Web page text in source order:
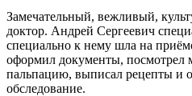
Замечательный, вежливый,
доктор. Андрей Сергеевич
специально к нему шла на
оформил документы, посмотрел
пальпацию, выписал рецепты и
обследование.